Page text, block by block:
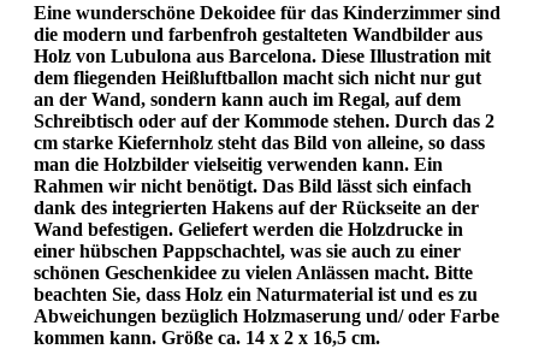
Eine wunderschöne Dekoidee für das Kinderzimmer sind
die modern und farbenfroh gestalteten Wandbilder aus
Holz von Lubulona aus Barcelona. Diese Illustration mit
dem fliegenden Heißluftballon macht sich nicht nur gut
an der Wand, sondern kann auch im Regal, auf dem
Schreibtisch oder auf der Kommode stehen. Durch das 2
cm starke Kiefernholz steht das Bild von alleine, so dass
man die Holzbilder vielseitig verwenden kann. Ein
Rahmen wir nicht benötigt. Das Bild lässt sich einfach
dank des integrierten Hakens auf der Rückseite an der
Wand befestigen. Geliefert werden die Holzdrucke in
einer hübschen Pappschachtel, was sie auch zu einer
schönen Geschenkidee zu vielen Anlässen macht. Bitte
beachten Sie, dass Holz ein Naturmaterial ist und es zu
Abweichungen bezüglich Holzmaserung und/ oder Farbe
kommen kann. Größe ca. 14 x 2 x 16,5 cm.